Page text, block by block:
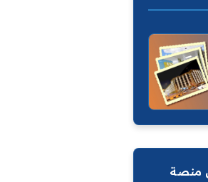
منصة